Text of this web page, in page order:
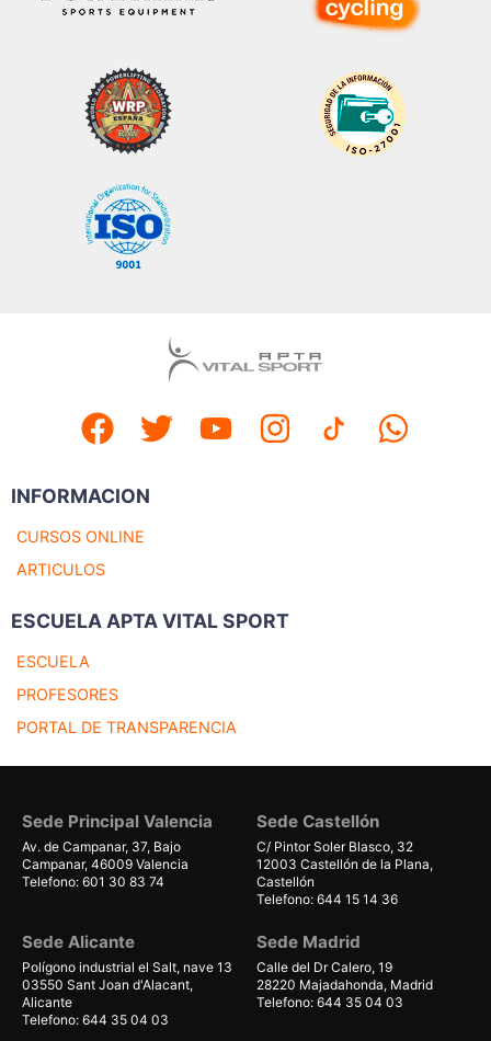
INFORMACION
CURSOS ONLINE
ARTICULOS
ESCUELA APTA VITAL SPORT
ESCUELA
PROFESORES
PORTAL DE TRANSPARENCIA
Sede Principal Valencia
Av. de Campanar, 37, Bajo
Campanar, 46009 Valencia
Telefono: 601 30 83 74
Sede Castellón
C/ Pintor Soler Blasco, 32
12003 Castellón de la Plana,
Castellón
Telefono: 644 15 14 36
Sede Alicante
Polígono industrial el Salt, nave 13
03550 Sant Joan d'Alacant,
Alicante
Telefono: 644 35 04 03
Sede Madrid
Calle del Dr Calero, 19
28220 Majadahonda, Madrid
Telefono: 644 35 04 03